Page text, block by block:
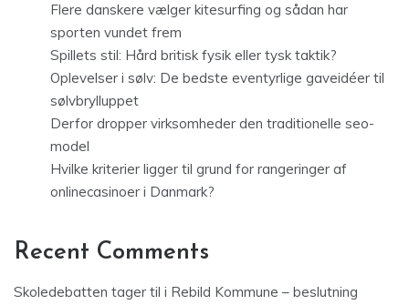
Flere danskere vælger kitesurfing og sådan har
sporten vundet frem
Spillets stil: Hård britisk fysik eller tysk taktik?
Oplevelser i sølv: De bedste eventyrlige gaveidéer til
sølvbrylluppet
Derfor dropper virksomheder den traditionelle seo-
model
Hvilke kriterier ligger til grund for rangeringer af
onlinecasinoer i Danmark?
Recent Comments
Skoledebatten tager til i Rebild Kommune – beslutning